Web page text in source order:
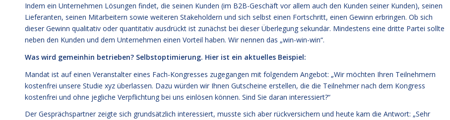
Indem ein Unternehmen Lösungen findet, die seinen Kunden (im B2B-Geschäft vor allem auch den Kunden seiner Kunden), seinen
Lieferanten, seinen Mitarbeitern sowie weiteren Stakeholdern und sich selbst einen Fortschritt, einen Gewinn erbringen. Ob sich
dieser Gewinn qualitativ oder quantitativ ausdrückt ist zunächst bei dieser Überlegung sekundär. Mindestens eine dritte Partei sollte
neben den Kunden und dem Unternehmen einen Vorteil haben. Wir nennen das „win-win-win“.
Was wird gemeinhin betrieben? Selbstoptimierung. Hier ist ein aktuelles Beispiel:
Mandat ist auf einen Veranstalter eines Fach-Kongresses zugegangen mit folgendem Angebot: „Wir möchten Ihren Teilnehmern
kostenfrei unsere Studie xyz überlassen. Dazu würden wir Ihnen Gutscheine erstellen, die die Teilnehmer nach dem Kongress
kostenfrei und ohne jegliche Verpflichtung bei uns einlösen können. Sind Sie daran interessiert?“
Der Gesprächspartner zeigte sich grundsätzlich interessiert, musste sich aber rückversichern und heute kam die Antwort: „Sehr